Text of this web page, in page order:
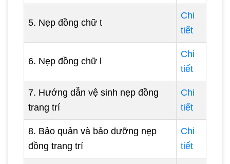
5. Nẹp đồng chữ t
Chi
tiết
6. Nẹp đồng chữ l
Chi
tiết
7. Hướng dẫn vệ sinh nẹp đồng
trang trí
Chi
tiết
8. Bảo quản và bảo dưỡng nẹp
đồng trang trí
Chi
tiết